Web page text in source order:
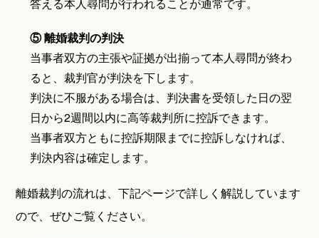
⑤ 離婚裁判の判決
当事者双方の主張や証拠が出揃って本人尋問が終わ
ると、裁判官が判決を下します。
判決に不服がある場合は、判決書を受領した日の翌
日から2週間以内に高等裁判所に控訴できます。
当事者双方ともに控訴期限までに控訴しなければ、
判決内容は確定します。
離婚裁判の流れは、下記ページで詳しく解説しています
ので、ぜひご覧ください。